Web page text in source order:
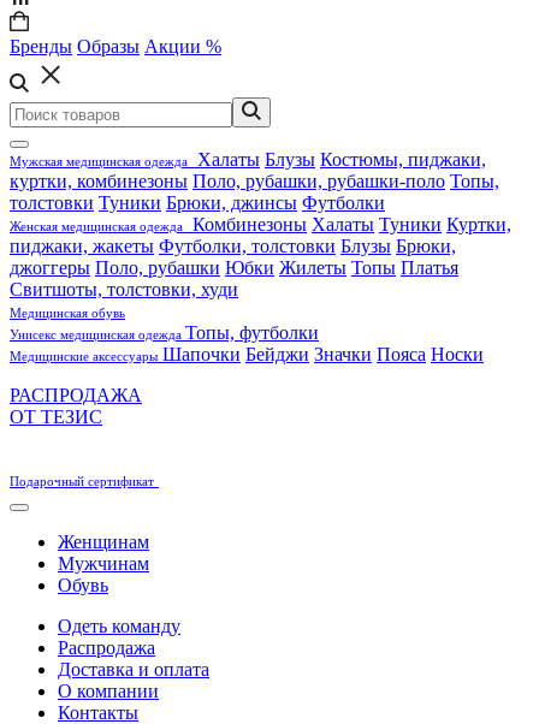
Бренды Образы Акции %
Мужская медицинская одежда Халаты Блузы Костюмы, пиджаки,
куртки, комбинезоны Поло, рубашки, рубашки-поло Топы,
толстовки Туники Брюки, джинсы Футболки
Женская медицинская одежда Комбинезоны Халаты Туники Куртки,
пиджаки, жакеты Футболки, толстовки Блузы Брюки,
джоггеры Поло, рубашки Юбки Жилеты Топы Платья
Свитшоты, толстовки, худи
Медицинская обувь
Унисекс медицинская одежда Топы, футболки
Медицинские аксессуары Шапочки Бейджи Значки Пояса Носки
РАСПРОДАЖА
ОТ ТЕЗИС
Подарочный сертификат
Женщинам
Мужчинам
Обувь
Одеть команду
Распродажа
Доставка и оплата
О компании
Контакты